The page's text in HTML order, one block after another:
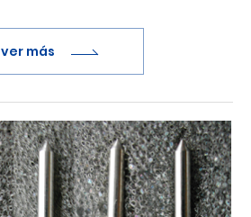
ver más